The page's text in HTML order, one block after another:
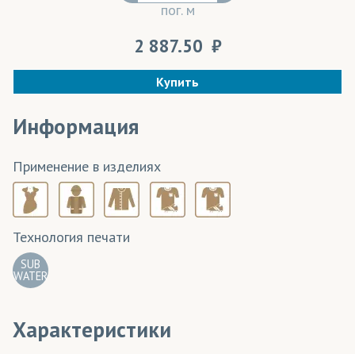
пог. м
2 887.50
Купить
Информация
Применение в изделиях
Технология печати
SUB
WATER
Характеристики